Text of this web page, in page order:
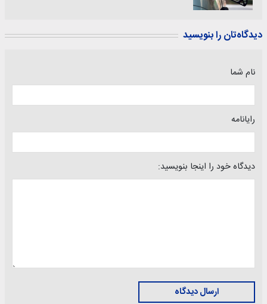
دیدگاه‌تان را بنویسید
نام شما
رایانامه
دیدگاه خود را اینجا بنویسید:
ارسال دیدگاه